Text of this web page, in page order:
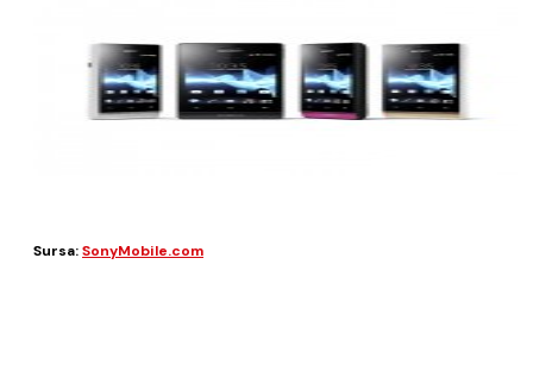
Sursa:SonyMobile.com